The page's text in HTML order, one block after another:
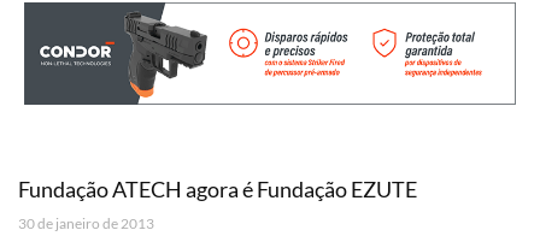
Fundação ATECH agora é Fundação EZUTE
30 de janeiro de 2013